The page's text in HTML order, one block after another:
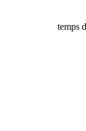
temps